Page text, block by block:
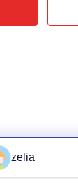
ายถึงเรา
zelia